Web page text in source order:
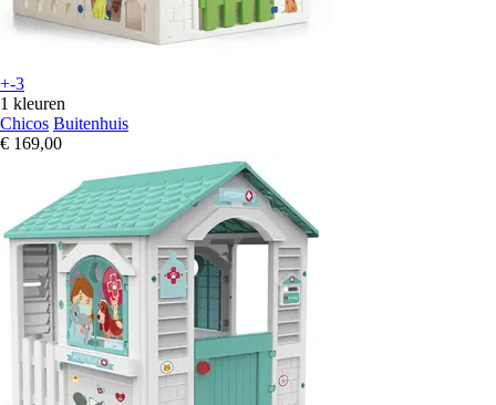
+-3
1 kleuren
Chicos Buitenhuis
€ 169,00